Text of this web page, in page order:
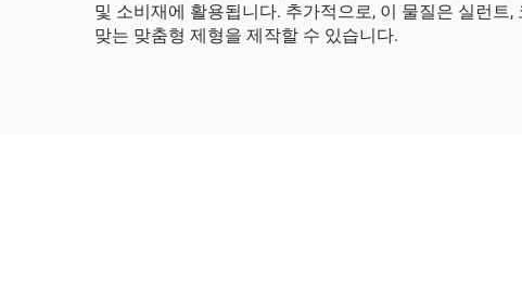
및 소비재에 활용됩니다. 추가적으로, 이 물질은 실런
맞는 맞춤형 제형을 제작할 수 있습니다.